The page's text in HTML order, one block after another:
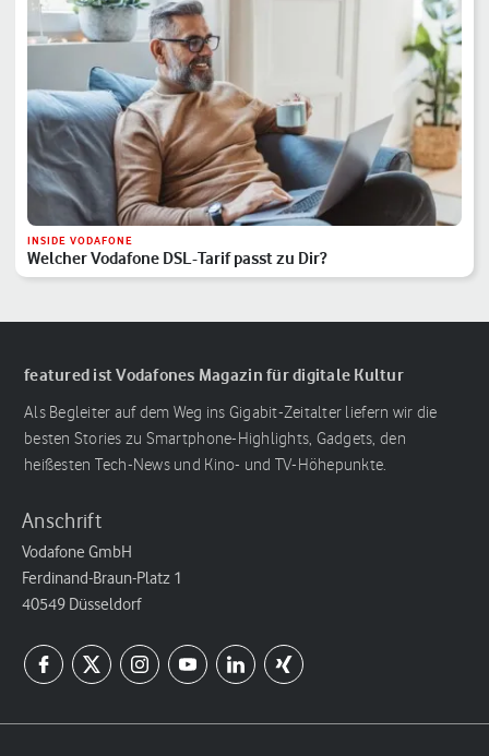
INSIDE VODAFONE
Welcher Vodafone DSL-Tarif passt zu Dir?
featured ist Vodafones Magazin für digitale Kultur
Als Begleiter auf dem Weg ins Gigabit-Zeitalter liefern wir die
besten Stories zu Smartphone-Highlights, Gadgets, den
heißesten Tech-News und Kino- und TV-Höhepunkte.
Anschrift
Vodafone GmbH
Ferdinand-Braun-Platz 1
40549 Düsseldorf